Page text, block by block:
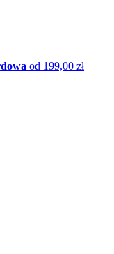
od 199,00 zł